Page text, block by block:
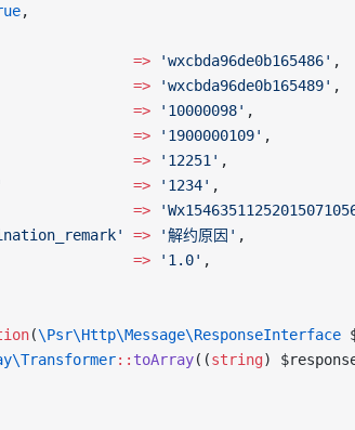
,
=>
'wxcbda96de0b165486' ,
=>
'wxcbda96de0b165489' ,
=>
'10000098' ,
=>
'1900000109' ,
=>
'12251' ,
               =>
'1234' ,
=>
=> '解约原因' ,
=>
'1.0' ,
(\Psr\Http\Message\ResponseInterface
:: toArray((string)